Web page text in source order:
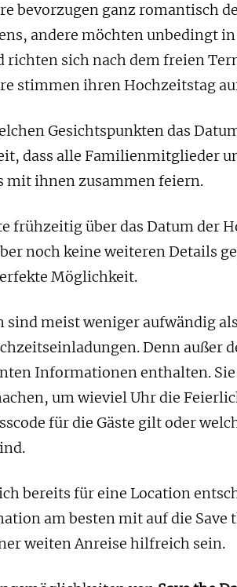
bevorzugen ganz romantisch
andere möchten unbedingt
richten sich nach dem freien
stimmen ihren Hochzeitstag
Gesichtspunkten das
dass alle Familienmitglieder
mit ihnen zusammen feiern.
frühzeitig über das Datum der
noch keine weiteren Details
Möglichkeit.
sind meist weniger aufwändig
Denn außer
Informationen enthalten.
um wieviel Uhr die
für die Gäste gilt oder
bereits für eine Location
am besten mit auf die Save
weiten Anreise hilfreich sein.